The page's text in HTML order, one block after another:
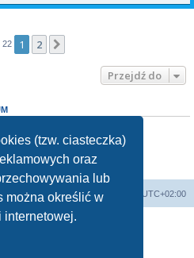
(tzw. ciasteczka)
oraz
lub
można określić w
internetowej.
22 1 2
Przejdź do
Strefa czasowa UTC+02:00
Analogowa